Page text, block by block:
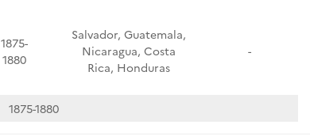
1875-
1880
Salvador, Guatemala,
Nicaragua, Costa
Rica, Honduras
-
1875-1880